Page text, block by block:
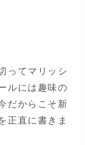
ってマリッシ
ルには趣味の
だからこそ新
正直に書きま